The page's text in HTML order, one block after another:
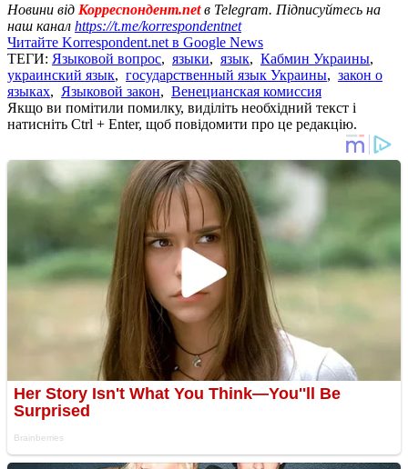
Новини від Корреспондент.netв Telegram. Підписуйтесь на
наш канал https://t.me/korrespondentnet
Читайте Korrespondent.net в Google News
ТЕГИ: Языковой вопрос, языки, язык, Кабмин Украины,
украинский язык, государственный язык Украины, закон о
языках, Языковой закон, Венецианская комиссия
Якщо ви помітили помилку, виділіть необхідний текст і
натисніть Ctrl + Enter, щоб повідомити про це редакцію.